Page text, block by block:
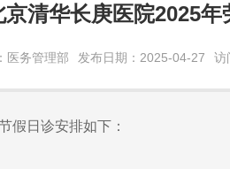
京清华长庚医院2025
医务管理部 发布日期：2025-04-27 访
假日诊安排如下：